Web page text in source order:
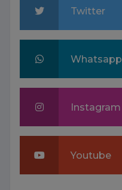
Twitter
Whatsapp
Instagram
Youtube